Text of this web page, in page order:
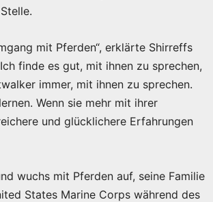
mit Pferden“, erklärte Shirreffs
finde es gut, mit ihnen zu sprechen,
immer, mit ihnen zu sprechen.
Wenn sie mehr mit ihrer
und glücklichere Erfahrungen
wuchs mit Pferden auf, seine Familie
States Marine Corps während des